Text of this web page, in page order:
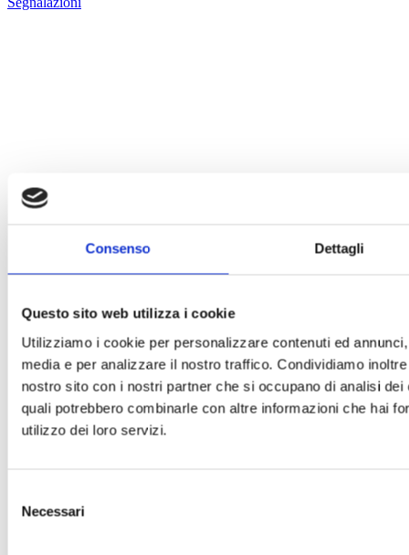
Consenso Dettagli
Questo sito web utilizza i cookie
Utilizziamo i cookie per personalizzare contenuti ed
media e per analizzare il nostro traffico. Condividiamo
nostro sito con i nostri partner che si occupano di analisi
quali potrebbero combinarle con altre informazioni che hai
utilizzo dei loro servizi.
delNecessari